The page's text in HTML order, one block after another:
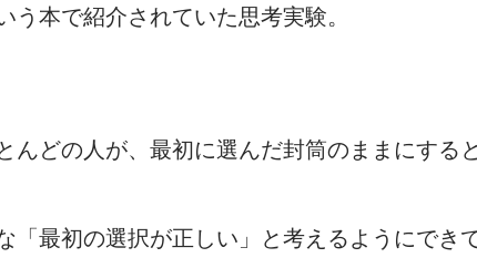
う本で紹介されていた思考実験。
んどの人が、最初に選んだ封筒のままにすると
「最初の選択が正しい」と考えるようにでき